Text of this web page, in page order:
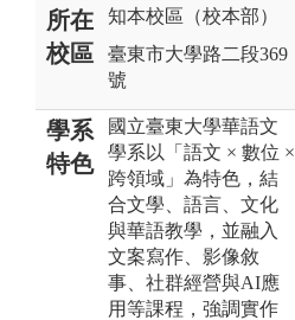
所在
校區
知本校區（校本部）
臺東市大學路二段369
號
學系
特色
國立臺東大學華語文
學系以「語文 × 數位 ×
跨領域」為特色，結
合文學、語言、文化
與華語教學，並融入
文案寫作、影像敘
事、社群經營與AI應
用等課程，強調實作